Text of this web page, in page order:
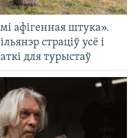
афігенная штука».
страціў усё і
для турыстаў